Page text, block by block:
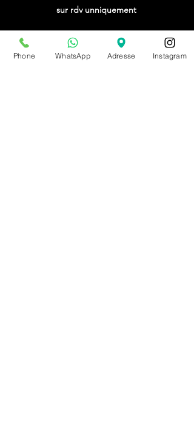
sur rdv unniquement
PRENDRE RDV
Phone WhatsApp Adresse Instagram